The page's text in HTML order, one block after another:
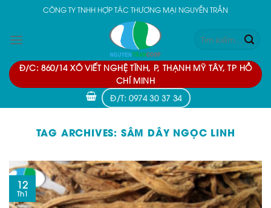
content
CÔNG TY TNHH HỢP TÁC THƯƠNG MẠI NGUYỄN TRẦN
Tìm
kiếm:
Đ/C: 860/14 XÔ VIẾT NGHỆ TĨNH, P, THẠNH MỸ TÂY, TP HỒ
CHÍ MINH
Đ/T: 0974 30 37 34
TAG ARCHIVES: SÂM DÂY NGỌC LINH
12
Th1